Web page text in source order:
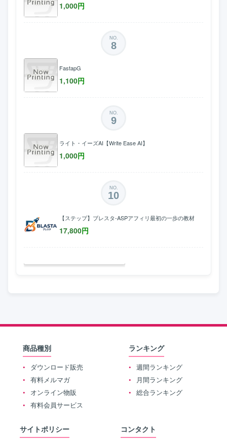
1,000円
NO.
8
FastapG
1,100円
NO.
9
ライト・イーズAI【Write Ease AI】
1,000円
NO.
10
【ステップ】ブレスタ-ASPアフィリ最初の一歩の教材
17,800円
商品種別
ダウンロード販売
有料メルマガ
オンライン物販
有料会員サービス
ランキング
週間ランキング
月間ランキング
総合ランキング
サイトポリシー コンタクト